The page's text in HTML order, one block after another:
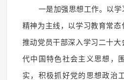
一是加强思想工作。以
精神为主线，以学习教育常态
推动党员干部深入学习二十
代中国特色社会主义思想，
实，积极抓好党的思想政治